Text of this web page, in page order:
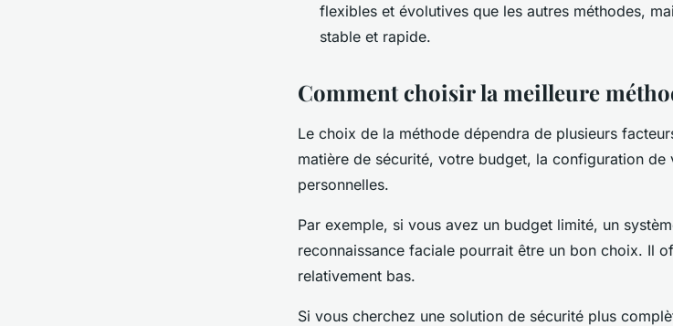
flexibles et évolutives que les autres méthodes,
stable et rapide.
Comment choisir la meilleure
Le choix de la méthode dépendra de plusieurs
matière de sécurité, votre budget, la configuration
personnelles.
Par exemple, si vous avez un budget limité, un
reconnaissance faciale pourrait être un bon choix. Il
relativement bas.
Si vous cherchez une solution de sécurité plus